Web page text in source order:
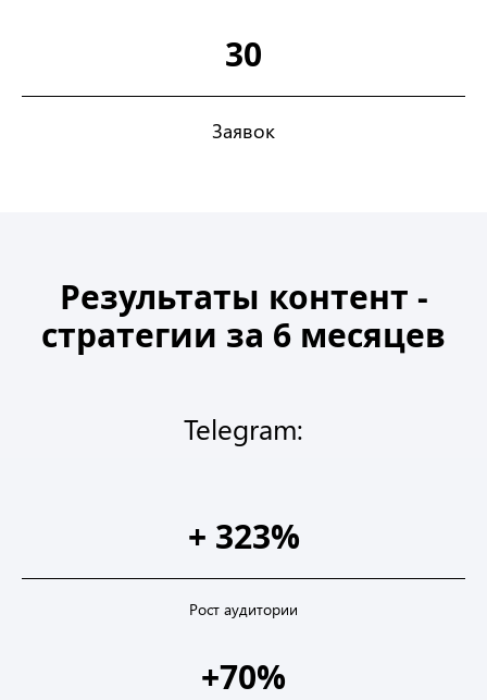
30
Заявок
Результаты контент -
стратегии за 6 месяцев
Telegram:
+ 323%
Рост аудитории
+70%